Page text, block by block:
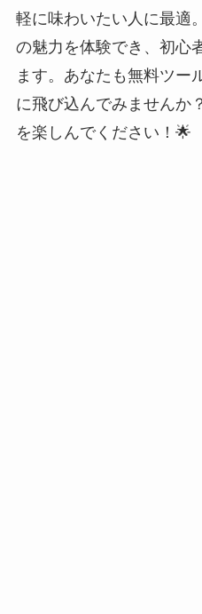
軽に味わいたい人に最適
の魅力を体験でき、初心
ます。あなたも無料ツー
に飛び込んでみませんか
を楽しんでください！🌟